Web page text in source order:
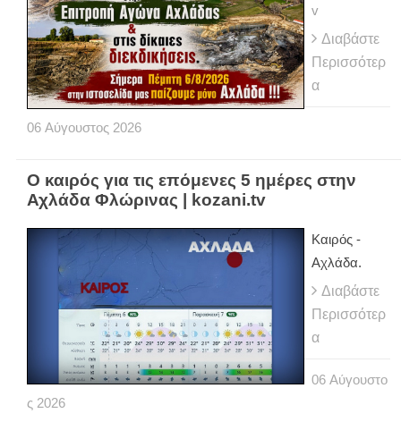
v
Διαβάστε
Περισσότερ
α
06 Αύγουστος 2026
Ο καιρός για τις επόμενες 5 ημέρες στην
Αχλάδα Φλώρινας | kozani.tv
Kαιρός -
Αχλάδα.
Διαβάστε
Περισσότερ
α
06 Αύγουστο
ς 2026